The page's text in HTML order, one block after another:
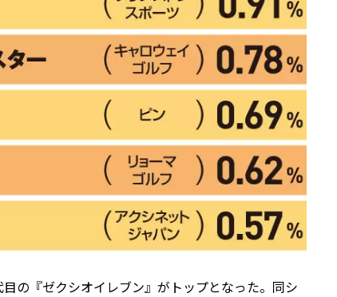
の『ゼクシオイレブン』がトップとなった。同シ